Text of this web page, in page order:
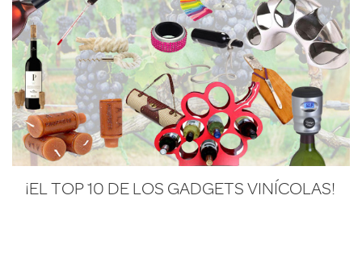
¡EL TOP 10 DE LOS GADGETS VINÍCOLAS!